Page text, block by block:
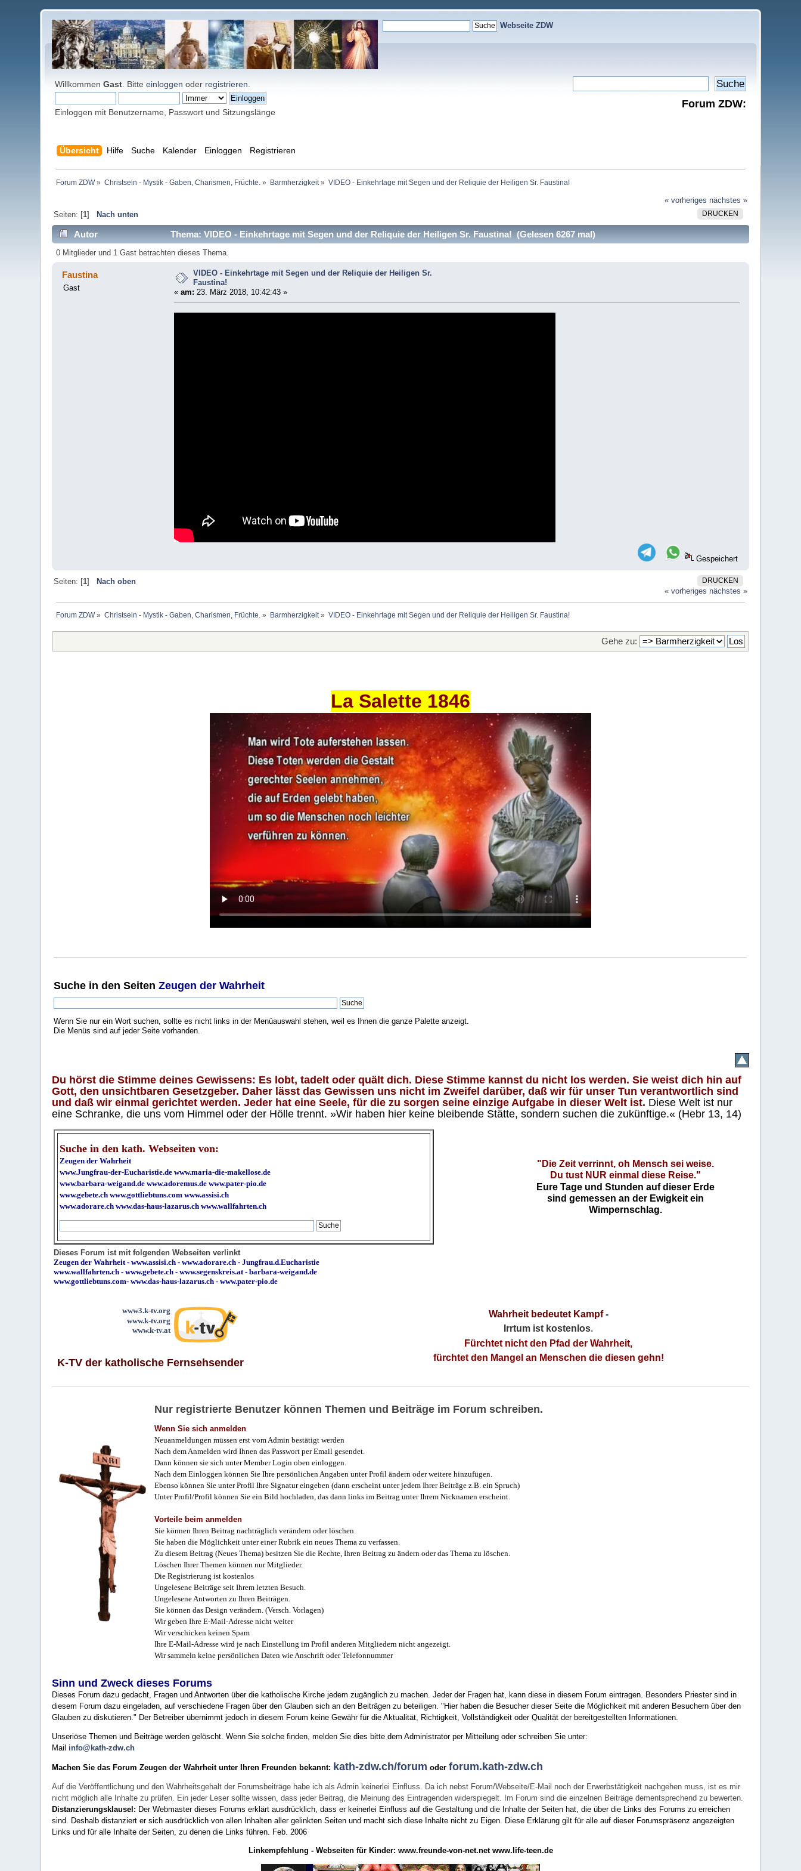
Webseite ZDW
WillkommenGast . Bitteeinloggen oder registrieren
Einloggen mit Benutzername, Passwort und Sitzungslänge
Forum ZDW:
Übersicht Hilfe Suche Kalender Einloggen Registrieren
Forum ZDW» Christsein - Mystik - Gaben, Charismen, Früchte.» Barmherzigkeit» VIDEO - Einkehrtage mit Segen und der Reliquie der Heiligen Sr. Faustina!
« vorheriges nächstes »
DRUCKEN
Seiten: [1] Nach unten
Autor Thema: VIDEO - Einkehrtage mit Segen und der Reliquie der Heiligen Sr. Faustina! (Gelesen 6267 mal)
0 Mitglieder und 1 Gast betrachten dieses Thema.
Faustina
Gast
VIDEO - Einkehrtage mit Segen und der Reliquie der Heiligen Sr.
Faustina!
« am: 23. März 2018, 10:42:43 »
Gespeichert
DRUCKEN
Seiten: [1]
Nach oben
« vorheriges nächstes »
Forum ZDW» Christsein - Mystik - Gaben, Charismen, Früchte.» Barmherzigkeit» VIDEO - Einkehrtage mit Segen und der Reliquie der Heiligen Sr. Faustina!
Gehe zu:
La Salette 1846
Suche in den SeitenZeugen der Wahrheit
Wenn Sie nur ein Wort suchen, sollte es nicht links in der Menüauswahl stehen, weil es Ihnen die ganze Palette anzeigt.
Die Menüs sind auf jeder Seite vorhanden..
Du hörst die Stimme deines Gewissens: Es lobt, tadelt oder quält dich. Diese Stimme kannst du nicht los werden. Sie weist dich hin auf
Gott, den unsichtbaren Gesetzgeber. Daher lässt das Gewissen uns nicht im Zweifel darüber, daß wir für unser Tun verantwortlich sind
und daß wir einmal gerichtet werden. Jeder hat eine Seele, für die zu sorgen seine einzige Aufgabe in dieser Welt ist. Diese Welt ist nur
eine Schranke, die uns vom Himmel oder der Hölle trennt. »Wir haben hier keine bleibende Stätte, sondern suchen die zukünftige.« (Hebr 13, 14)
Suche in den kath. Webseiten von:
Zeugen der Wahrheit
www.Jungfrau-der-Eucharistie.de www.maria-die-makellose.de
www.barbara-weigand.de www.adoremus.de www.pater-pio.de
www.gebete.ch www.gottliebtuns.com www.assisi.ch
www.adorare.ch www.das-haus-lazarus.ch www.wallfahrten.ch
"Die Zeit verrinnt, oh Mensch sei weise.
Du tust NUR einmal diese Reise."
Eure Tage und Stunden auf dieser Erde
sind gemessen an der Ewigkeit ein
Wimpernschlag.
Dieses Forum ist mit folgenden Webseiten verlinkt
Zeugen der Wahrheit-www.assisi.ch -www.adorare.ch -Jungfrau.d.Eucharistie
www.wallfahrten.ch -www.gebete.ch -www.segenskreis.at-barbara-weigand.de
www.gottliebtuns.com-www.das-haus-lazarus.ch - www.pater-pio.de
www3.k-tv.org
www.k-tv.org
www.k-tv.at
K-TV der katholische Fernsehsender
Wahrheit bedeutet Kampf-
Irrtum ist kostenlos.
Fürchtet nicht den Pfad der Wahrheit,
fürchtet den Mangel an Menschen die diesen gehn!
Nur registrierte Benutzer können Themen und Beiträge im Forum schreiben.
Wenn Sie sich anmelden
Neuanmeldungen müssen erst vom Admin bestätigt werden
Nach dem Anmelden wird Ihnen das Passwort per Email gesendet.
Dann können sie sich unter Member Login oben einloggen.
Nach dem Einloggen können Sie Ihre persönlichen Angaben unter Profil ändern oder weitere hinzufügen.
Ebenso können Sie unter Profil Ihre Signatur eingeben (dann erscheint unter jedem Ihrer Beiträge z.B. ein Spruch)
Unter Profil/Profil können Sie ein Bild hochladen, das dann links im Beitrag unter Ihrem Nicknamen erscheint.
Vorteile beim anmelden
Sie können Ihren Beitrag nachträglich verändern oder löschen.
Sie haben die Möglichkeit unter einer Rubrik ein neues Thema zu verfassen.
Zu diesem Beitrag (Neues Thema) besitzen Sie die Rechte, Ihren Beitrag zu ändern oder das Thema zu löschen.
Löschen Ihrer Themen können nur Mitglieder.
Die Registrierung ist kostenlos
Ungelesene Beiträge seit Ihrem letzten Besuch.
Ungelesene Antworten zu Ihren Beiträgen.
Sie können das Design verändern. (Versch. Vorlagen)
Wir geben Ihre E-Mail-Adresse nicht weiter
Wir verschicken keinen Spam
Ihre E-Mail-Adresse wird je nach Einstellung im Profil anderen Mitgliedern nicht angezeigt.
Wir sammeln keine persönlichen Daten wie Anschrift oder Telefonnummer
Sinn und Zweck dieses Forums
Dieses Forum dazu gedacht, Fragen und Antworten über die katholische Kirche jedem zugänglich zu machen. Jeder der Fragen hat, kann diese in diesem Forum eintragen. Besonders Priester sind in
diesem Forum dazu eingeladen, auf verschiedene Fragen über den Glauben sich an den Beiträgen zu beteiligen. "Hier haben die Besucher dieser Seite die Möglichkeit mit anderen Besuchern über den
Glauben zu diskutieren." Der Betreiber übernimmt jedoch in diesem Forum keine Gewähr für die Aktualität, Richtigkeit, Vollständigkeit oder Qualität der bereitgestellten Informationen.
Unseriöse Themen und Beiträge werden gelöscht. Wenn Sie solche finden, melden Sie dies bitte dem Administrator per Mitteilung oder schreiben Sie unter:
Mail info@kath-zdw.ch
Machen Sie das Forum Zeugen der Wahrheit unter Ihren Freunden bekannt: kath-zdw.ch/forum oderforum.kath-zdw.ch
Auf die Veröffentlichung und den Wahrheitsgehalt der Forumsbeiträge habe ich als Admin keinerlei Einfluss. Da ich nebst Forum/Webseite/E-Mail noch der Erwerbstätigkeit nachgehen muss, ist es mir
nicht möglich alle Inhalte zu prüfen. Ein jeder Leser sollte wissen, dass jeder Beitrag, die Meinung des Eintragenden widerspiegelt. Im Forum sind die einzelnen Beiträge dementsprechend zu bewerten.
Distanzierungsklausel: Der Webmaster dieses Forums erklärt ausdrücklich, dass er keinerlei Einfluss auf die Gestaltung und die Inhalte der Seiten hat, die über die Links des Forums zu erreichen
sind. Deshalb distanziert er sich ausdrücklich von allen Inhalten aller gelinkten Seiten und macht sich diese Inhalte nicht zu Eigen. Diese Erklärung gilt für alle auf dieser Forumspräsenz angezeigten
Links und für alle Inhalte der Seiten, zu denen die Links führen. Feb. 2006
Linkempfehlung - Webseiten für Kinder: www.freunde-von-net.net www.life-teen.de